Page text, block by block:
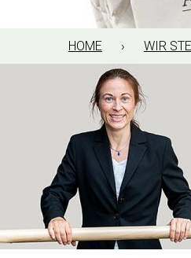
HOME › WIR